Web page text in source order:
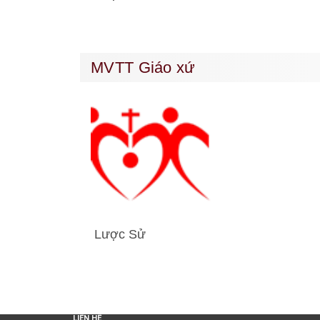
MVTT Giáo xứ
Lược Sử